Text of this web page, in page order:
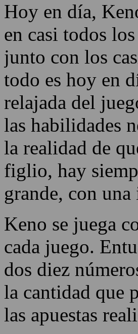
Hoy en día,
en casi todos
junto con los
todo es hoy en
relajada del
las habilidades
la realidad de
figlio, hay
grande, con
Keno se juega
cada juego.
dos diez
la cantidad que
las apuestas